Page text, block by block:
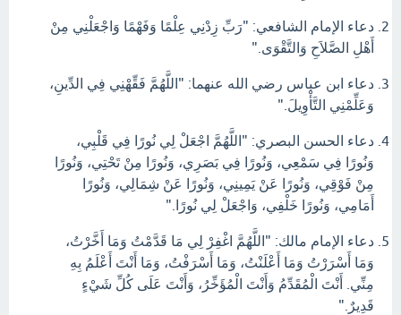
دعاء الإمام الشافعي: "رَبِّ زِدْنِي عِلْمًا وَفَهْمًا وَاجْعَلْنِي مِنْ
أَهْلِ الصَّلاَحِ وَالتَّقْوَى."
دعاء ابن عباس رضي الله عنهما: "اللَّهُمَّ فَقِّهْنِي فِي الدِّينِ،
وَعَلِّمْنِي التَّأْوِيلَ."
دعاء الحسن البصري: "اللَّهُمَّ اجْعَلْ لِي نُورًا فِي قَلْبِي،
وَنُورًا فِي سَمْعِي، وَنُورًا فِي بَصَرِي، وَنُورًا مِنْ تَحْتِي، وَنُورًا
مِنْ فَوْقِي، وَنُورًا عَنْ يَمِينِي، وَنُورًا عَنْ شِمَالِي، وَنُورًا
أَمَامِي، وَنُورًا خَلْفِي، وَاجْعَلْ لِي نُورًا."
دعاء الإمام مالك: "اللَّهُمَّ اغْفِرْ لِي مَا قَدَّمْتُ وَمَا أَخَّرْتُ،
وَمَا أَسْرَرْتُ وَمَا أَعْلَنْتُ، وَمَا أَسْرَفْتُ، وَمَا أَنْتَ أَعْلَمُ بِهِ
مِنِّي. أَنْتَ الْمُقَدِّمُ وَأَنْتَ الْمُؤَخِّرُ، وَأَنْتَ عَلَى كُلِّ شَيْءٍ
قَدِيرٌ."